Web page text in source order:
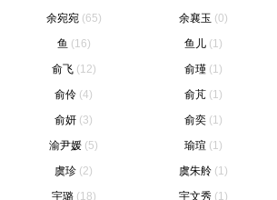
余宛宛 (65) 余襄玉 (0)
鱼 (16) 鱼儿 (1)
俞飞 (12) 俞瑾 (1)
俞伶 (4) 俞芃 (1)
俞妍 (3) 俞奕 (1)
渝尹媛 (5) 瑜瑄 (1)
虞珍 (2) 虞朱舲 (1)
宇璐 (18) 宇文秀 (1)